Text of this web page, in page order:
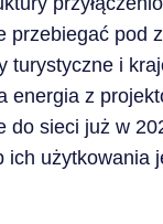
przebiegać pod
turystyczne i
energia z
do sieci już w
ich użytkowania